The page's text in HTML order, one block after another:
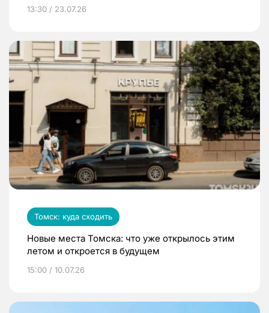
13:30 / 23.07.26
Томск: куда сходить
Новые места Томска: что уже открылось этим
летом и откроется в будущем
15:00 / 10.07.26